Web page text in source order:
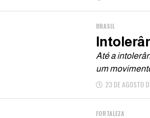
BRASIL
Até a
um
23 DE AGOSTO
FORTALEZA